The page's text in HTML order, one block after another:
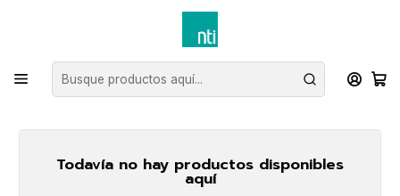
Aisladores de Vidrios
Todavía no hay productos disponibles
aquí